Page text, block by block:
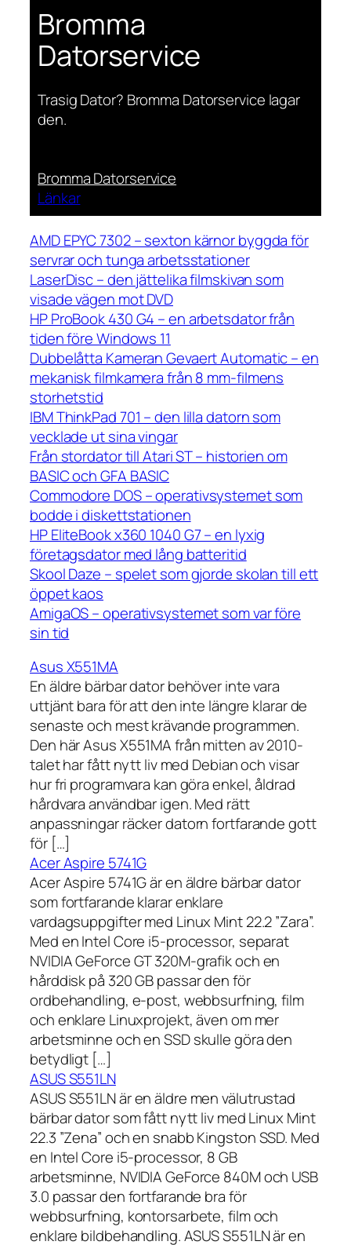
Bromma
Datorservice
Trasig Dator? Bromma Datorservice lagar
den.
Bromma Datorservice
Länkar
AMD EPYC 7302 – sexton kärnor byggda för
servrar och tunga arbetsstationer
LaserDisc – den jättelika filmskivan som
visade vägen mot DVD
HP ProBook 430 G4 – en arbetsdator från
tiden före Windows 11
Dubbelåtta Kameran Gevaert Automatic – en
mekanisk filmkamera från 8 mm-filmens
storhetstid
IBM ThinkPad 701 – den lilla datorn som
vecklade ut sina vingar
Från stordator till Atari ST – historien om
BASIC och GFA BASIC
Commodore DOS – operativsystemet som
bodde i diskettstationen
HP EliteBook x360 1040 G7 – en lyxig
företagsdator med lång batteritid
Skool Daze – spelet som gjorde skolan till ett
öppet kaos
AmigaOS – operativsystemet som var före
sin tid
Asus X551MA
En äldre bärbar dator behöver inte vara
uttjänt bara för att den inte längre klarar de
senaste och mest krävande programmen.
Den här Asus X551MA från mitten av 2010-
talet har fått nytt liv med Debian och visar
hur fri programvara kan göra enkel, åldrad
hårdvara användbar igen. Med rätt
anpassningar räcker datorn fortfarande gott
för […]
Acer Aspire 5741G
Acer Aspire 5741G är en äldre bärbar dator
som fortfarande klarar enklare
vardagsuppgifter med Linux Mint 22.2 ”Zara”.
Med en Intel Core i5-processor, separat
NVIDIA GeForce GT 320M-grafik och en
hårddisk på 320 GB passar den för
ordbehandling, e-post, webbsurfning, film
och enklare Linuxprojekt, även om mer
arbetsminne och en SSD skulle göra den
betydligt […]
ASUS S551LN
ASUS S551LN är en äldre men välutrustad
bärbar dator som fått nytt liv med Linux Mint
22.3 ”Zena” och en snabb Kingston SSD. Med
en Intel Core i5-processor, 8 GB
arbetsminne, NVIDIA GeForce 840M och USB
3.0 passar den fortfarande bra för
webbsurfning, kontorsarbete, film och
enklare bildbehandling. ASUS S551LN är en